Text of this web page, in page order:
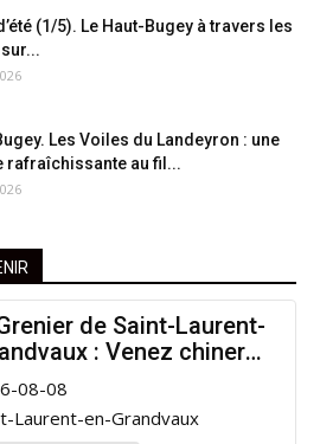
(1/5). Le Haut-Bugey à travers les
Les Voiles du Landeyron : une
rafraîchissante au fil...
de Saint-Laurent-
: Venez chiner
bonne cause !
08-08
Laurent-en-Grandvaux